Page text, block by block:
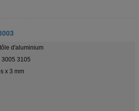
d'aluminium
3105
x 3 mm